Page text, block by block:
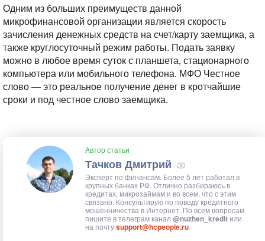
Одним из больших преимуществ данной
микрофинансовой организации является скорость
зачисления денежных средств на счет/карту заемщика, а
также круглосуточный режим работы. Подать заявку
можно в любое время суток с планшета, стационарного
компьютера или мобильного телефона. МФО Честное
слово — это реальное получение денег в кротчайшие
сроки и под честное слово заемщика.
Автор статьи
Тачков Дмитрий
Эксперт по финансам. Более 5 лет работал в
крупных банках РФ. Отлично разбираюсь в
кредитах, микрозаймам и во всем, что с этим
связано. Консультирую по поводу кредитного
мошенничества в Интернет. По всем вопросам
пишите в телеграм канал @nuzhen_kredit или
на почтуsupport@hcpeople.ru